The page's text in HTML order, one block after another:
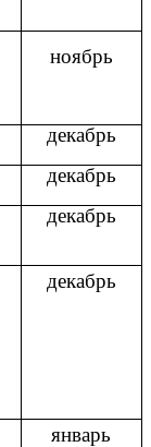
ноябрь
декабрь
декабрь
декабрь
декабрь
январь